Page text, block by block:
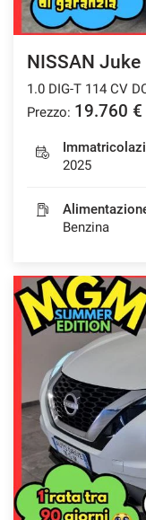
NISSAN Juke
1.0 DIG-T 114 CV
Prezzo: 19.760 €
2025
Benzina
Salva
impostazioni